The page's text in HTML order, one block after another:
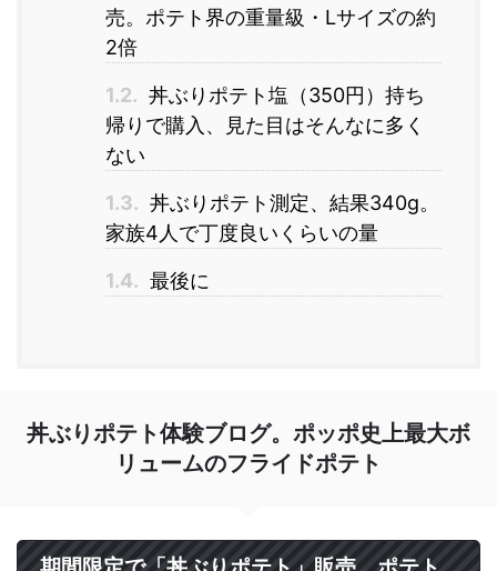
売。ポテト界の重量級・Lサイズの約
2倍
1.2. 丼ぶりポテト塩（350円）持ち
帰りで購入、見た目はそんなに多く
ない
1.3. 丼ぶりポテト測定、結果340g。
家族4人で丁度良いくらいの量
1.4. 最後に
丼ぶりポテト体験ブログ。ポッポ史上最大ボ
リュームのフライドポテト